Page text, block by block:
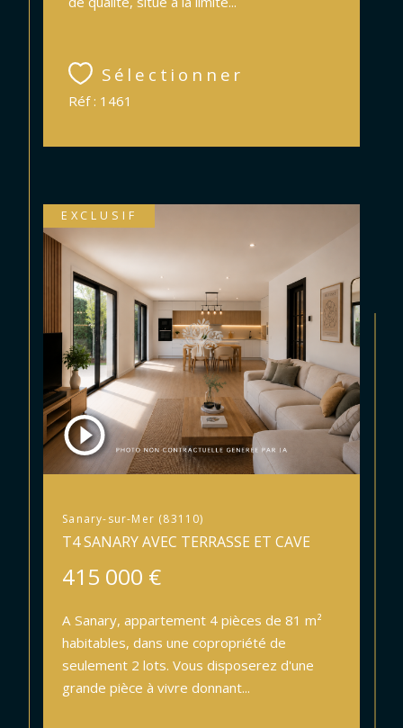
Sélectionner
Réf : 1461
Sanary-sur-Mer (83110)
T4 SANARY AVEC TERRASSE ET CAVE
415 000 €
A Sanary, appartement 4 pièces de 81 m²
habitables, dans une copropriété de
seulement 2 lots. Vous disposerez d'une
grande pièce à vivre donnant...
EXCLUSIF